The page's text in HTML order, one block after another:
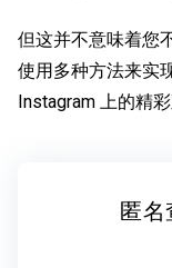
但这并不意味着您
使用多种方法来实
Instagram 上的精
匿